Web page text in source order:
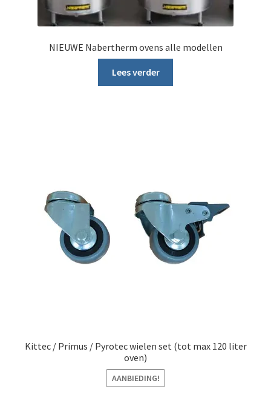
Oven onderdelen
Stapelmateriaal
NIEUWE Nabertherm ovens alle modellen
Lees verder
Kittec / Primus / Pyrotec wielen set (tot max 120 liter
oven)
AANBIEDING!